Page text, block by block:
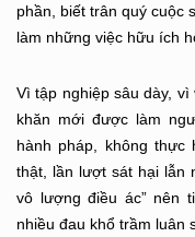
phần, biết trân quý cuộc
làm những việc hữu ích
Vì tập nghiệp sâu dày,
khăn mới được làm
hành pháp, không thực
thật, lần lượt sát hại lẫn
vô lượng điều ác” nên
nhiều đau khổ trầm luân